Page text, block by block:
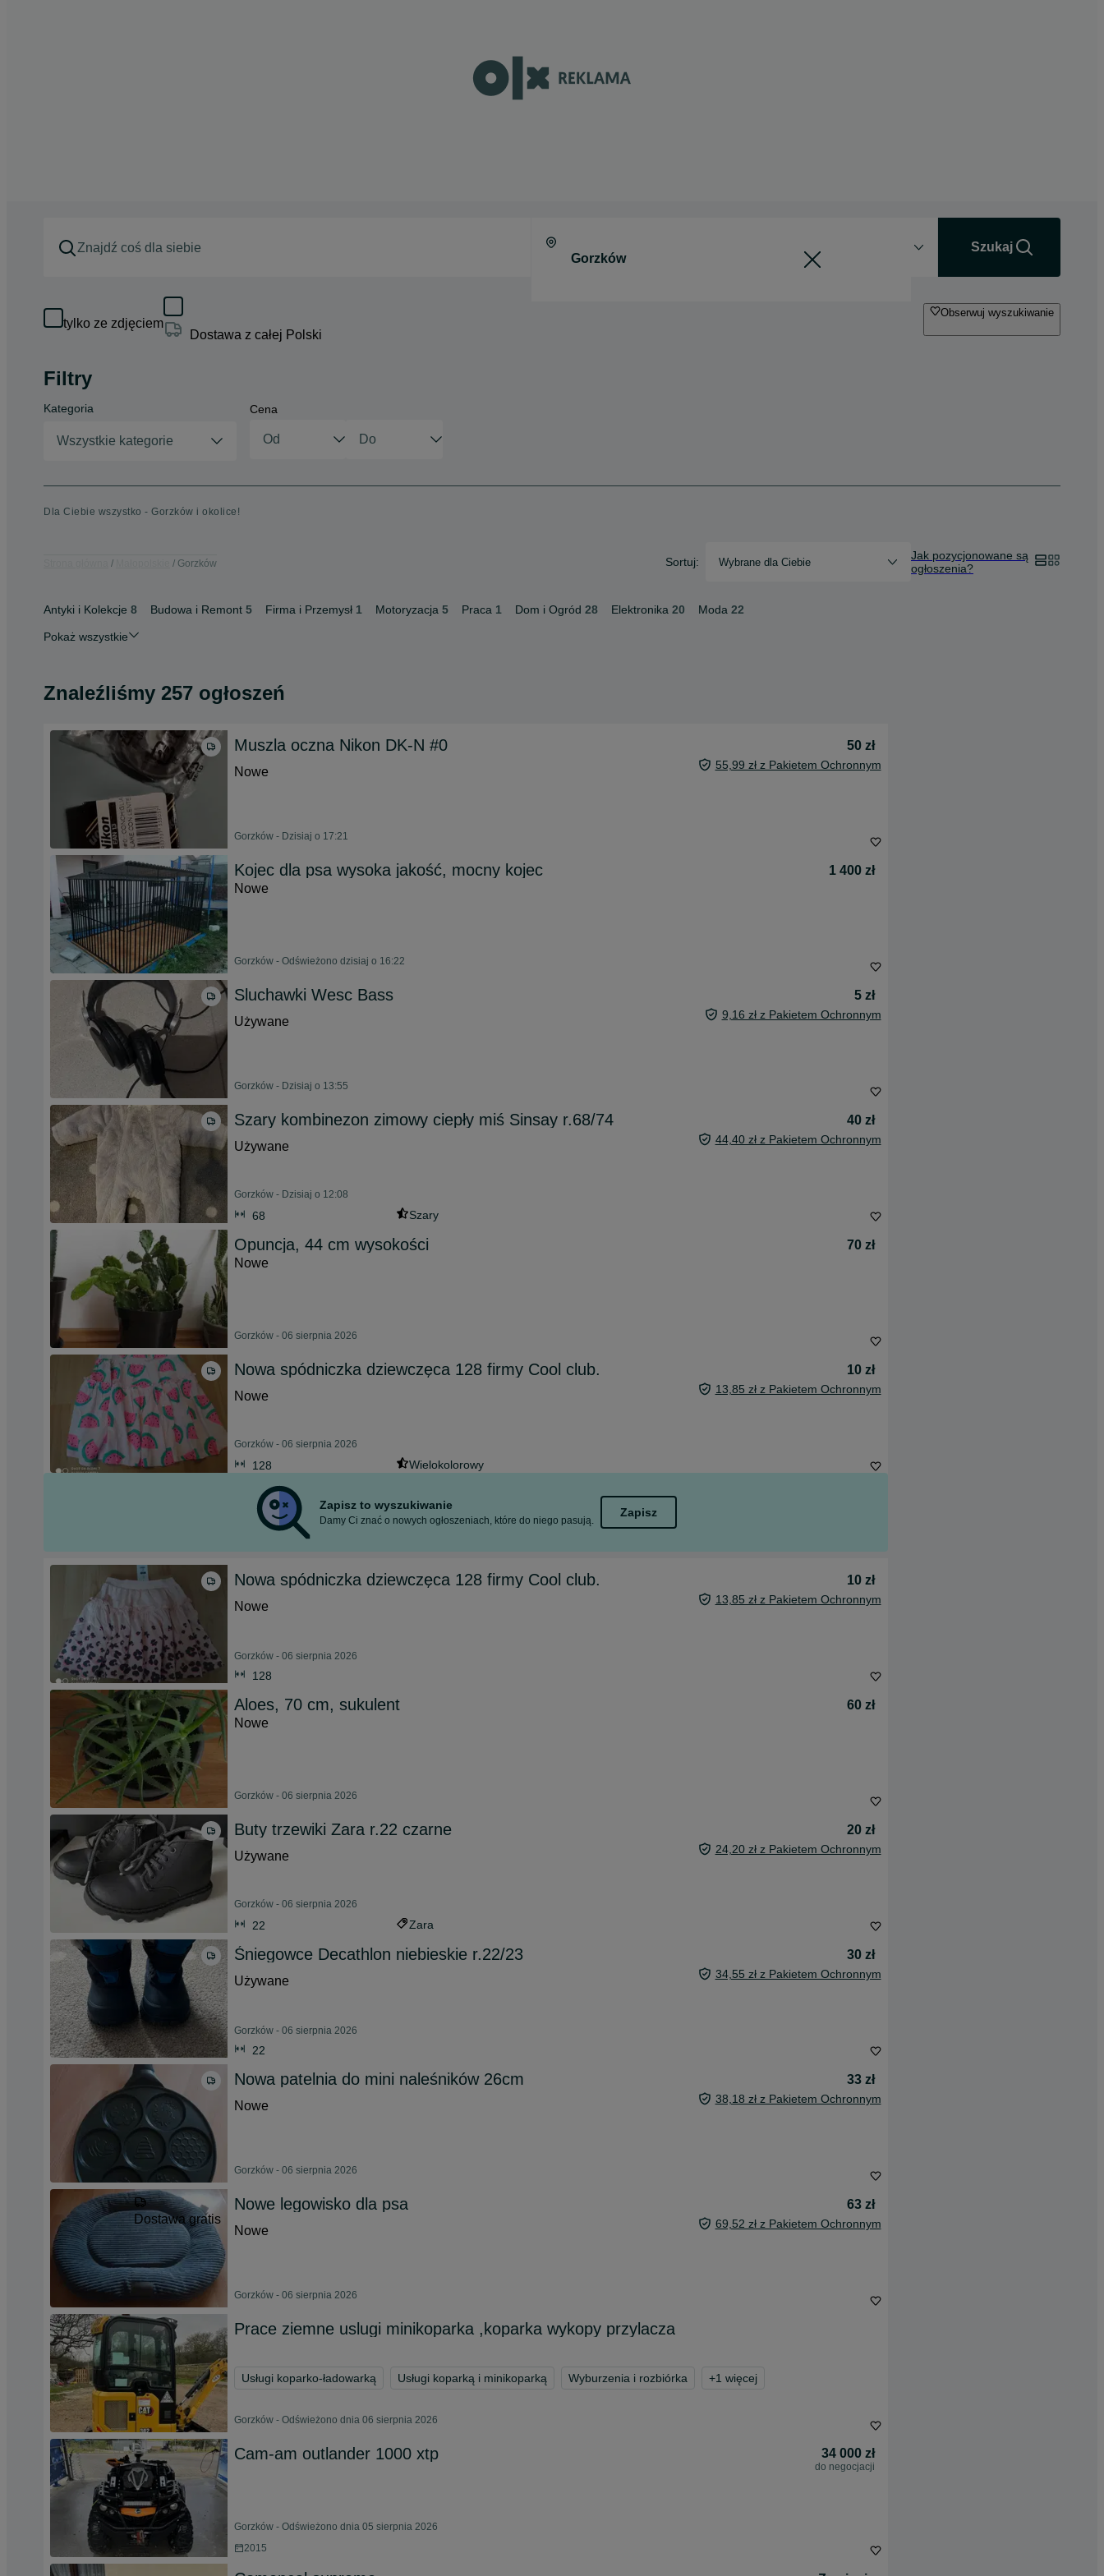
Szukaj
tylko ze zdjęciem
Dostawa z całej Polski
Obserwuj wyszukiwanie
Filtry
Kategoria
Wszystkie kategorie
Cena
Dla Ciebie wszystko - Gorzków i okolice!
Gorzków Sortuj: Wybrane dla Ciebie
Jak pozycjonowane są
ogłoszenia?
Antyki i Kolekcje 8 Budowa i Remont 5 Firma i Przemysł 1 Motoryzacja 5 Praca 1 Dom i Ogród 28 Elektronika 20 Moda 22
Pokaż wszystkie
Znaleźliśmy 257 ogłoszeń
Muszla oczna Nikon DK-N #0
50 zł
Nowe
55,99 zł z Pakietem Ochronnym
Gorzków - Dzisiaj o 17:21
Kojec dla psa wysoka jakość, mocny kojec
1 400 zł
Nowe
Gorzków - Odświeżono dzisiaj o 16:22
Sluchawki Wesc Bass
5 zł
Używane
9,16 zł z Pakietem Ochronnym
Gorzków - Dzisiaj o 13:55
Szary kombinezon zimowy ciepły miś Sinsay r.68/74
40 zł
Używane
44,40 zł z Pakietem Ochronnym
Gorzków - Dzisiaj o 12:08
68 Szary
Opuncja, 44 cm wysokości
70 zł
Nowe
Gorzków - 06 sierpnia 2026
Nowa spódniczka dziewczęca 128 firmy Cool club.
10 zł
Nowe
13,85 zł z Pakietem Ochronnym
Gorzków - 06 sierpnia 2026
128 Wielokolorowy
Zapisz to wyszukiwanie
Damy Ci znać o nowych ogłoszeniach, które do niego pasują.
Zapisz
Nowa spódniczka dziewczęca 128 firmy Cool club.
10 zł
Nowe
13,85 zł z Pakietem Ochronnym
Gorzków - 06 sierpnia 2026
128
Aloes, 70 cm, sukulent
60 zł
Nowe
Gorzków - 06 sierpnia 2026
Buty trzewiki Zara r.22 czarne
20 zł
Używane
24,20 zł z Pakietem Ochronnym
Gorzków - 06 sierpnia 2026
22 Zara
Śniegowce Decathlon niebieskie r.22/23
30 zł
Używane
34,55 zł z Pakietem Ochronnym
Gorzków - 06 sierpnia 2026
22
Nowa patelnia do mini naleśników 26cm
33 zł
Nowe
38,18 zł z Pakietem Ochronnym
Gorzków - 06 sierpnia 2026
Dostawa gratis
Nowe legowisko dla psa
63 zł
Nowe
69,52 zł z Pakietem Ochronnym
Gorzków - 06 sierpnia 2026
Prace ziemne uslugi minikoparka ,koparka wykopy przylacza
Usługi koparko-ładowarką Usługi koparką i minikoparką Wyburzenia i rozbiórka +1 więcej
Gorzków - Odświeżono dnia 06 sierpnia 2026
Cam-am outlander 1000 xtp 34 000 zł
do negocjacji
Gorzków - Odświeżono dnia 05 sierpnia 2026
2015